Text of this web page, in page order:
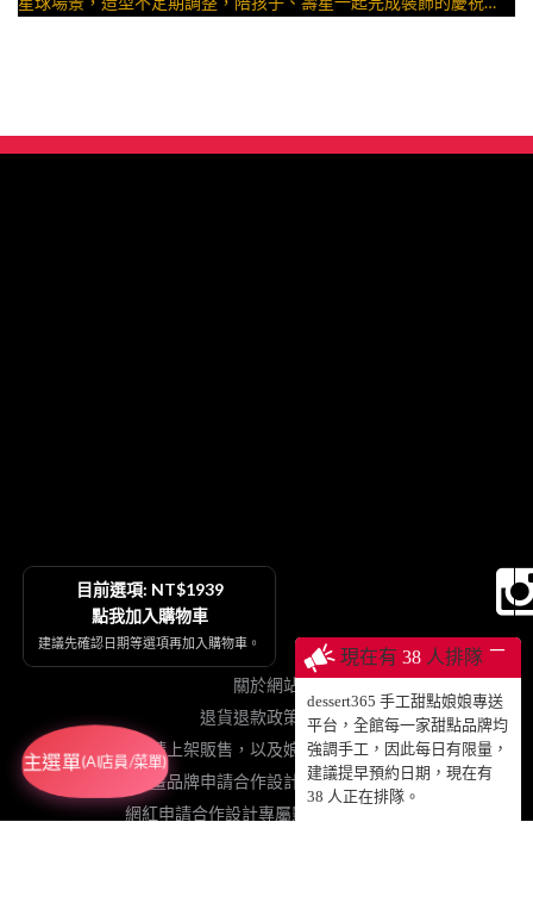
現在有 38 人排隊 ─
dessert365 手工甜點娘娘專送
平台，全館每一家甜點品牌均
強調手工，因此每日有限量，
建議提早預約日期，現在有
38 人正在排隊。
關於網站
退貨退款政策契約
烘焙品牌申請上架販售，以及娘娘專送、動蛋糕授權等
插畫品牌申請合作設計手工甜點販售
網紅申請合作設計專屬影片動蛋糕販售
目前選項: NT$1939
點我加入購物車
建議先確認日期等選項再加入購物車。
主選單(AI店員/菜單)